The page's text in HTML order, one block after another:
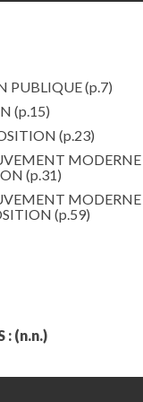
PUBLIQUE(p.7)
(p.15)
(p.23)
(p.31)
(p.59)
: (n.n.)